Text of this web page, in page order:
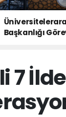
Başkanlığı
7